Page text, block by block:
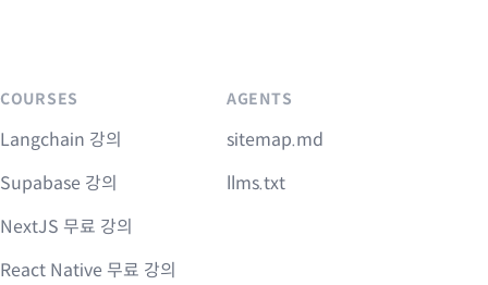
COURSES
Langchain 강의
Supabase 강의
NextJS 무료 강의
React Native 무료 강의
AGENTS
sitemap.md
llms.txt